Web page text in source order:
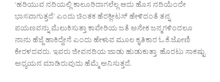
‘ಹರಿಯುವ ನದಿಯಲ್ಲಿ ಕಾಲೂರಿದಾಗಲೆಲ್ಲ ಆದು ಹೊಸ ನದಿಯೆಂದೇ
ಭಾಸವಾಗುತ್ತದೆ’ ಎಂದು ಚಿಂತಕ ಹೆರಕ್ಲೀಟಸ್ ಹೇಳಿದಂತೆ ತನ್ನ
ಪಯಣವನ್ನು ಮೆಲುಕಿಸುತ್ತಾ ಕಾವೇರಿಯ ಜತೆ ಅನೇಕ ಜನ್ಮಗಳಿಂದಲೂ
ನಾನು ಹೆಜ್ಜೆ ಹಾಕಿದ್ದೇನೆ ಎಂದು ಹೇಳುವ ಮೂಲ ಕೃತಿಕಾರ ಓ.ಕೆ.ಜೋಣಿ
ಕೇರಳದವರು. ಇವರು ಜೀವನದಿಯ ಜಾಡು ಹುಡುಕುತ್ತಾ ಹೊರಟು ಸಾಕಷ್ಟು
ಅಧ್ಯಯನ ಮಾಡಿರುವುದು ಹೆಮ್ಮೆ ಅನಿಸುತ್ತದೆ.